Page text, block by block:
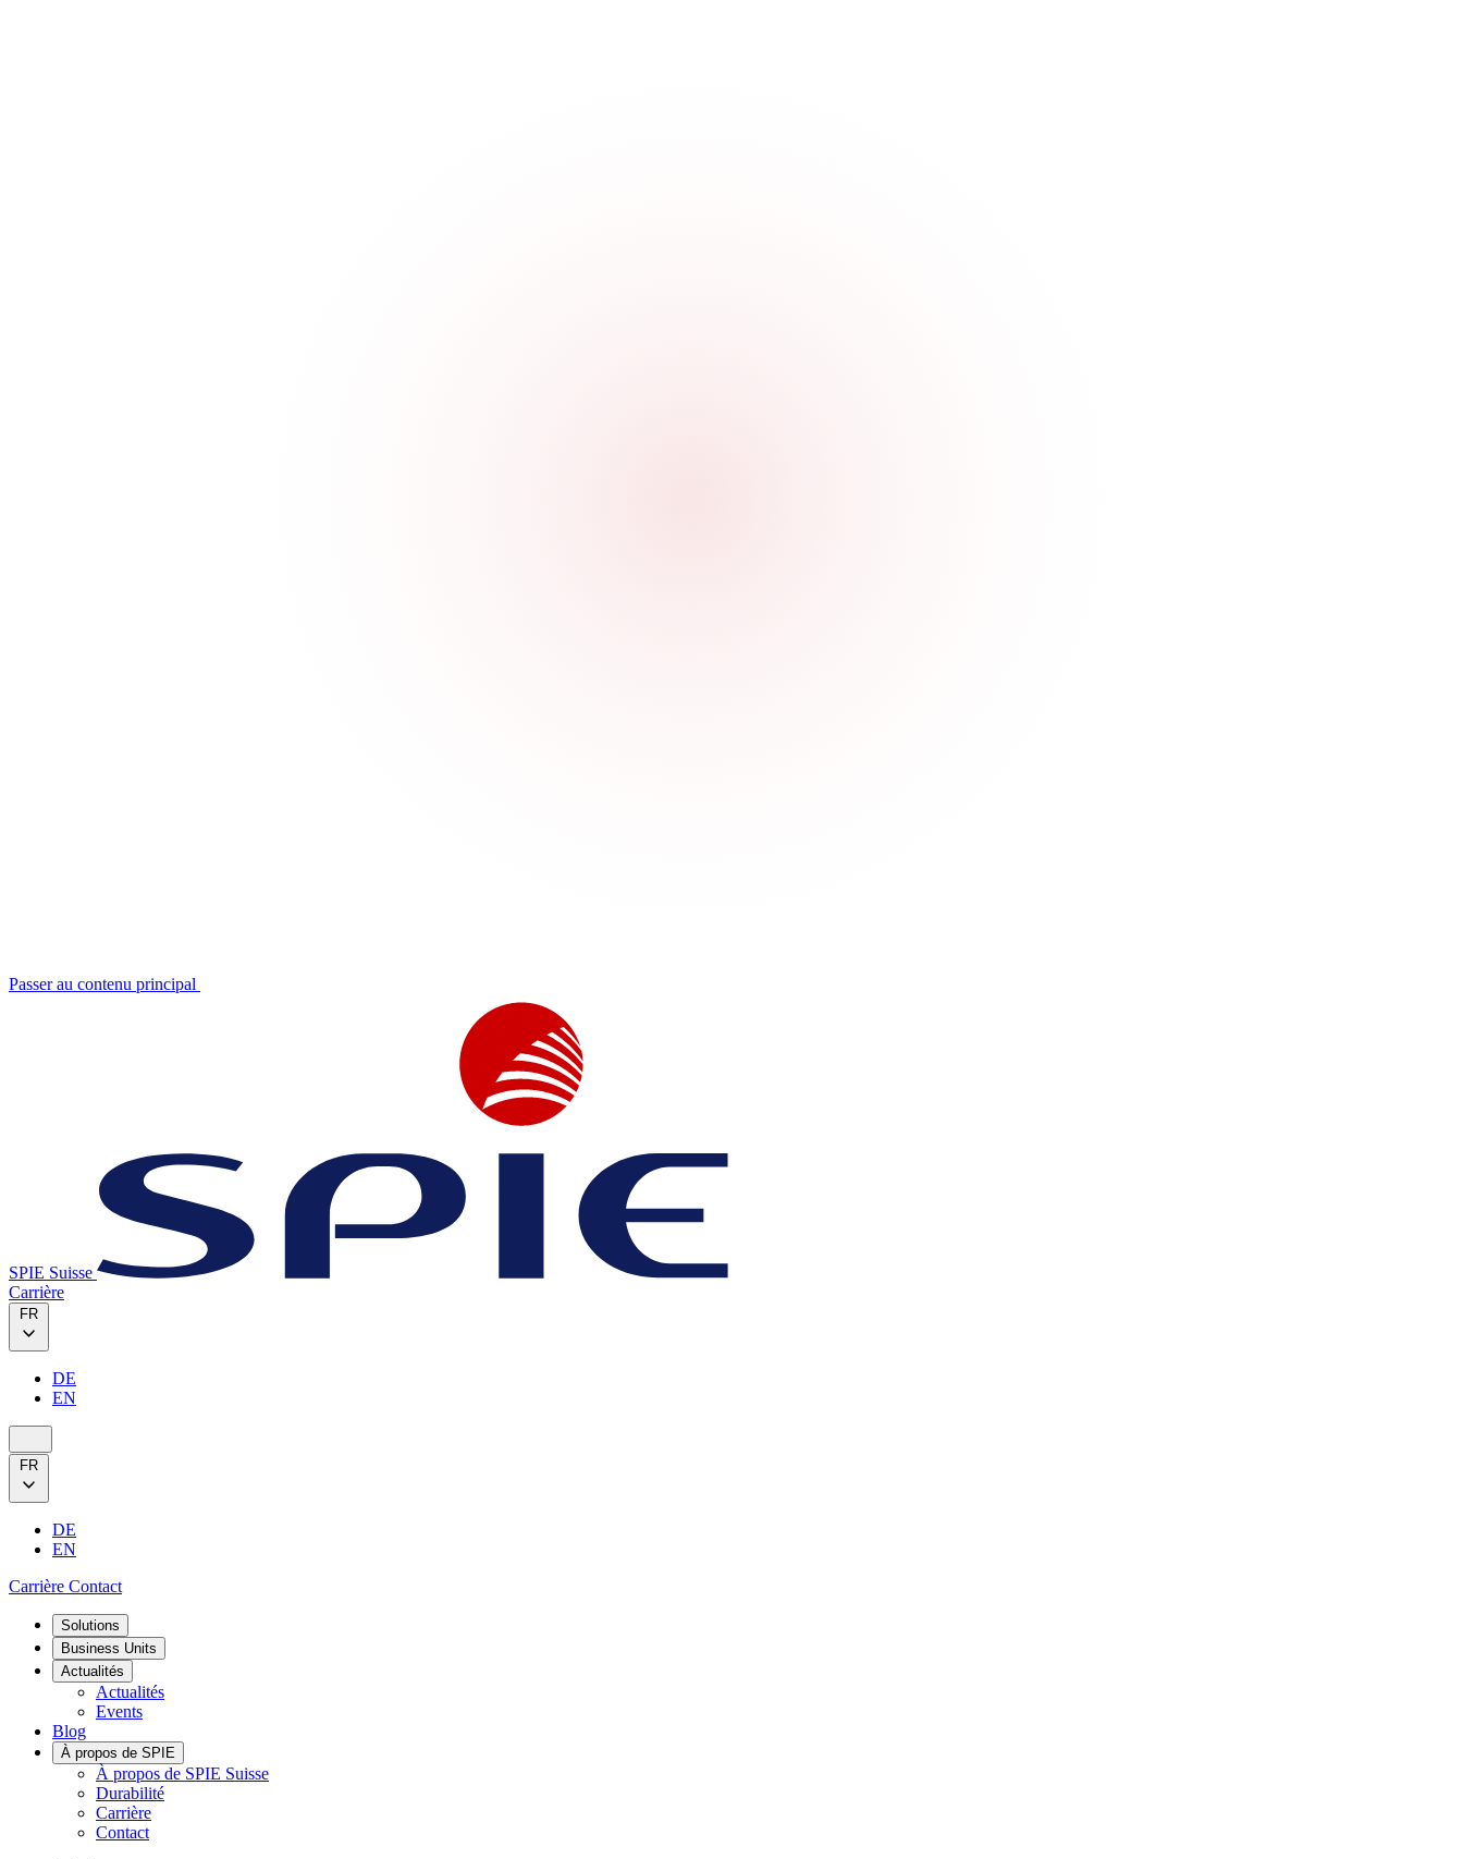
Passer au contenu principal
SPIE Suisse
Carrière
FR
DE
EN
FR
DE
EN
Carrière Contact
Solutions
Business Units
Actualités
Actualités
Events
Blog
À propos de SPIE
À propos de SPIE Suisse
Durabilité
Carrière
Contact